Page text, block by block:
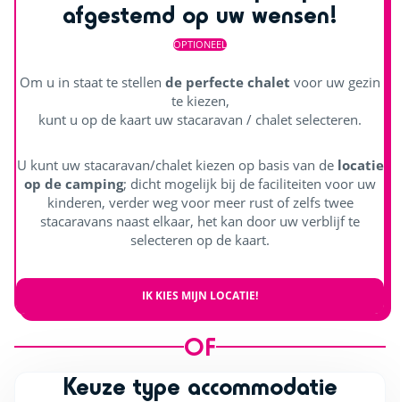
afgestemd op uw wensen!
OPTIONEEL
Om u in staat te stellen de perfecte chalet voor uw gezin
te kiezen,
kunt u op de kaart uw stacaravan / chalet selecteren.
U kunt uw stacaravan/chalet kiezen op basis van delocatie
op de camping; dicht mogelijk bij de faciliteiten voor uw
kinderen, verder weg voor meer rust of zelfs twee
stacaravans naast elkaar, het kan door uw verblijf te
selecteren op de kaart.
IK KIES MIJN LOCATIE!
OF
Keuze type accommodatie